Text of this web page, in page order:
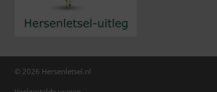
© 2026 Hersenletsel.nl